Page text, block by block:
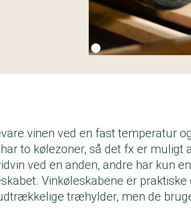
Fotokredit:
Getty Images
vinen ved en fast temperatur
to kølezoner, så det fx er muligt
ved en anden, andre har kun
Vinkøleskabene er
træhylder, men de